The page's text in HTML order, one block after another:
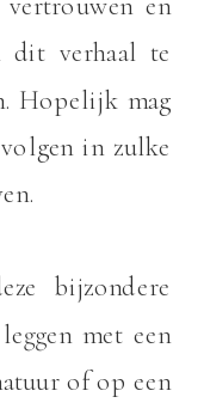
dit verhaal te
Hopelijk mag
in zulke
bijzondere
met een
of op een